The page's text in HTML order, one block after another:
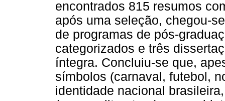
encontrados 815 resumos
após uma seleção, chegou-
de programas de pós-
categorizados e três
íntegra. Concluiu-se que,
símbolos (carnaval, futebol,
identidade nacional